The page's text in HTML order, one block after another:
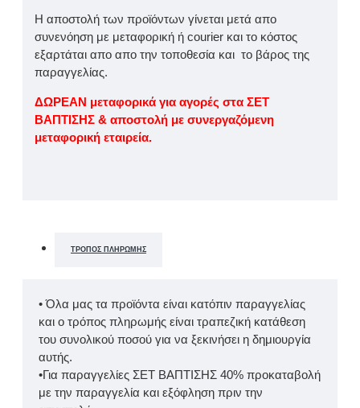
Η αποστολή των προϊόντων γίνεται μετά απο
συνενόηση με μεταφορική ή courier και το κόστος
εξαρτάται απο απο την τοποθεσία και το βάρος της
παραγγελίας.
ΔΩΡΕΑΝ μεταφορικά για αγορές στα ΣΕΤ
ΒΑΠΤΙΣΗΣ & αποστολή με συνεργαζόμενη
μεταφορική εταιρεία.
ΤΡΌΠΟΣ ΠΛΗΡΩΜΉΣ
• Όλα μας τα προϊόντα είναι κατόπιν παραγγελίας
και ο τρόπος πληρωμής είναι τραπεζική κατάθεση
του συνολικού ποσού για να ξεκινήσει η δημιουργία
αυτής.
•Για παραγγελίες ΣΕΤ ΒΑΠΤΙΣΗΣ 40% προκαταβολή
με την παραγγελία και εξόφληση πριν την